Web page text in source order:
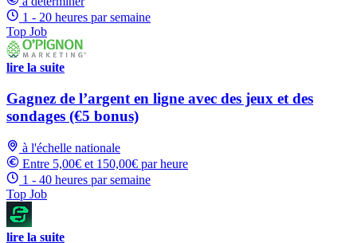
1 - 20 heures par semaine
Top Job
lire la suite
Gagnez de l’argent en ligne avec des jeux et des
sondages (€5 bonus)
à l'échelle nationale
Entre 5,00€ et 150,00€ par heure
1 - 40 heures par semaine
Top Job
lire la suite